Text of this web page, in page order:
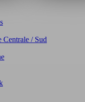
Centrale / Sud